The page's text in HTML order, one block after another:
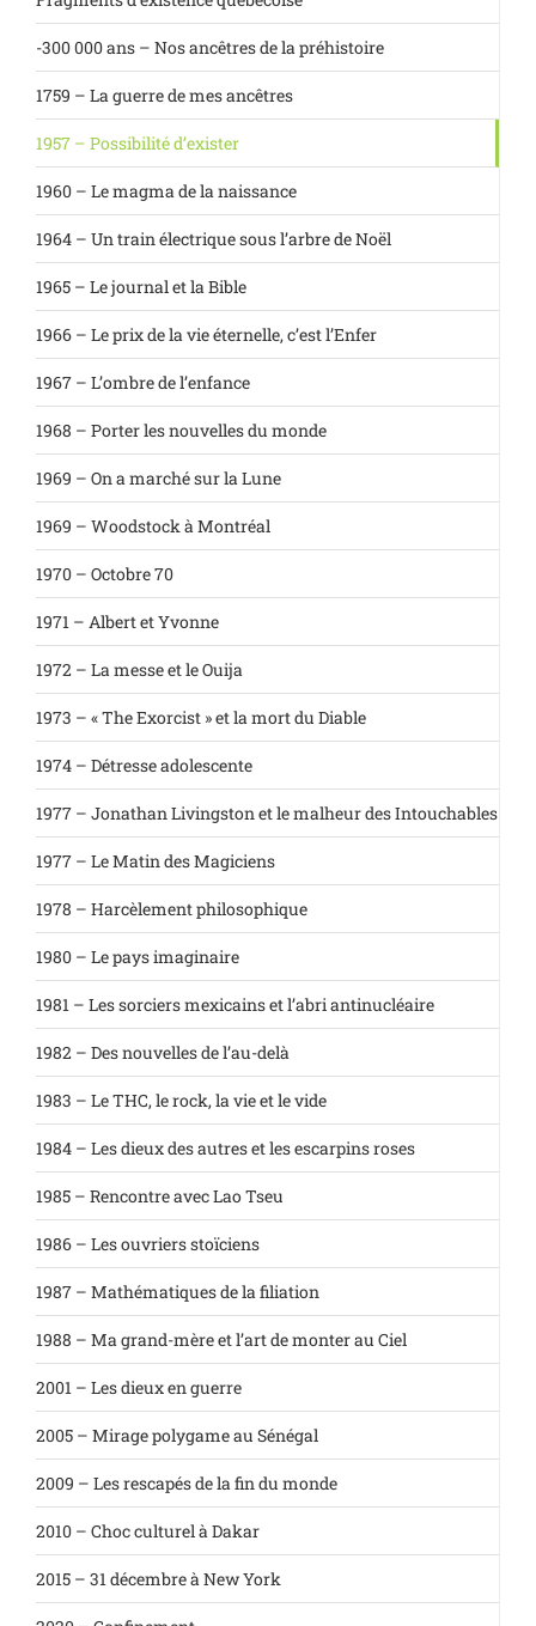
-300 000 ans – Nos ancêtres de la préhistoire
1759 – La guerre de mes ancêtres
1957 – Possibilité d’exister
1960 – Le magma de la naissance
1964 – Un train électrique sous l’arbre de Noël
1965 – Le journal et la Bible
1966 – Le prix de la vie éternelle, c’est l’Enfer
1967 – L’ombre de l’enfance
1968 – Porter les nouvelles du monde
1969 – On a marché sur la Lune
1969 – Woodstock à Montréal
1970 – Octobre 70
1971 – Albert et Yvonne
1972 – La messe et le Ouija
1973 – « The Exorcist » et la mort du Diable
1974 – Détresse adolescente
1977 – Jonathan Livingston et le malheur des Intouchables
1977 – Le Matin des Magiciens
1978 – Harcèlement philosophique
1980 – Le pays imaginaire
1981 – Les sorciers mexicains et l’abri antinucléaire
1982 – Des nouvelles de l’au-delà
1983 – Le THC, le rock, la vie et le vide
1984 – Les dieux des autres et les escarpins roses
1985 – Rencontre avec Lao Tseu
1986 – Les ouvriers stoïciens
1987 – Mathématiques de la filiation
1988 – Ma grand-mère et l’art de monter au Ciel
2001 – Les dieux en guerre
2005 – Mirage polygame au Sénégal
2009 – Les rescapés de la fin du monde
2010 – Choc culturel à Dakar
2015 – 31 décembre à New York